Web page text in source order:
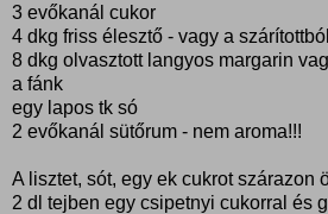
3 evőkanál cukor
4 dkg friss élesztő - vagy a
8 dkg olvasztott langyos margarin
a fánk
egy lapos tk só
2 evőkanál sütőrum - nem aroma!!!
A lisztet, sót, egy ek cukrot szárazon
2 dl tejben egy csipetnyi cukorral és